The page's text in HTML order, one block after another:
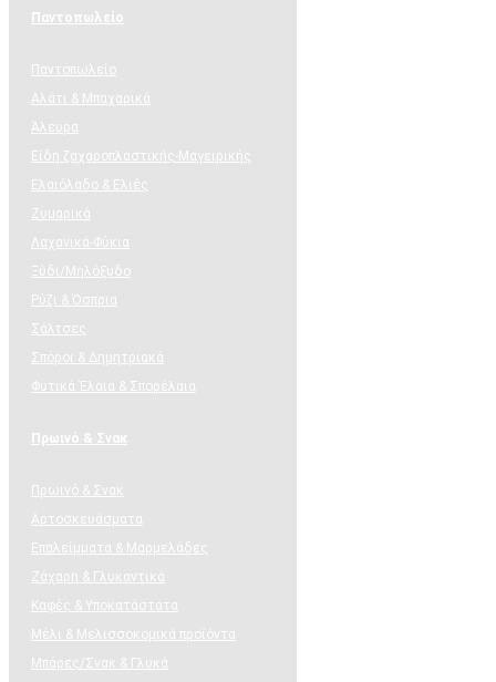
Παντοπωλείο
Παντοπωλείο
Αλάτι & Μπαχαρικά
Άλευρα
Είδη ζαχαροπλαστικής-Μαγειρικής
Ελαιόλαδο & Ελιές
Ζυμαρικά
Λαχανικά-Φύκια
Ξύδι/Μηλόξυδο
Ρύζι & Όσπρια
Σάλτσες
Σπόροι & Δημητριακά
Φυτικά Έλαια & Σπορέλαια
Πρωινό & Σνακ
Πρωινό & Σνακ
Αρτοσκευάσματα
Επαλείμματα & Μαρμελάδες
Ζάχαρη & Γλυκαντικά
Καφές & Υποκατάστατα
Μέλι & Μελισσοκομικά προϊόντα
Μπάρες/Σνακ & Γλυκά